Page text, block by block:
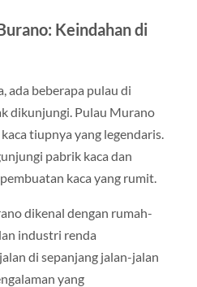
Keindahan di
ada beberapa pulau di
dikunjungi. Pulau Murano
tiupnya yang legendaris.
pabrik kaca dan
kaca yang rumit.
dikenal dengan rumah-
industri renda
di sepanjang jalan-jalan
yang